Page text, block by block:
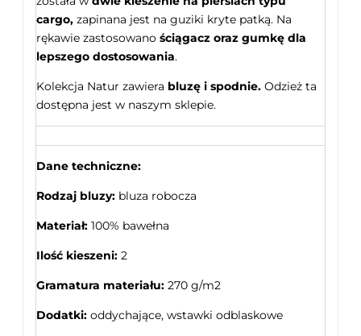
cargo, zapinana jest na guziki kryte patką. Na
rękawie zastosowano ściągacz oraz gumkę dla
lepszego dostosowania.
Kolekcja Natur zawiera bluzę i spodnie. Odzież ta
dostępna jest w naszym sklepie.
Dane techniczne:
Rodzaj bluzy: bluza robocza
Materiał: 100% bawełna
Ilość kieszeni: 2
Gramatura materiału: 270 g/m2
Dodatki: oddychające, wstawki odblaskowe